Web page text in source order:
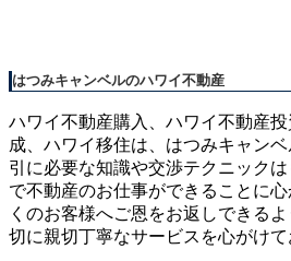
はつみキャンベルのハワイ不動産
ハワイ不動産購入、ハワイ不動産
成、ハワイ移住は、はつみキャン
引に必要な知識や交渉テクニック
で不動産のお仕事ができることに
くのお客様へご恩をお返しできる
切に親切丁寧なサービスを心がけて